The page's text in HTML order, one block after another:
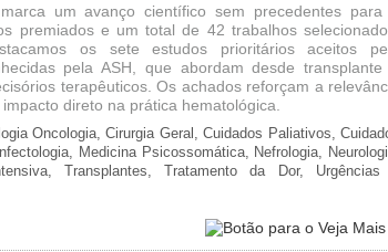
um avanço científico sem precedentes para
premiados e um total de 42 trabalhos
os sete estudos prioritários aceitos
pela ASH, que abordam desde transplante
terapêuticos. Os achados reforçam a
direto na prática hematológica.
Oncologia, Cirurgia Geral, Cuidados Paliativos,
Medicina Psicossomática, Nefrologia,
Transplantes, Tratamento da Dor,